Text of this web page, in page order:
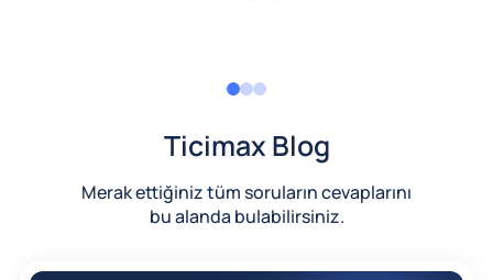
Ticimax Blog
Merak ettiğiniz tüm soruların cevaplarını
bu alanda bulabilirsiniz.